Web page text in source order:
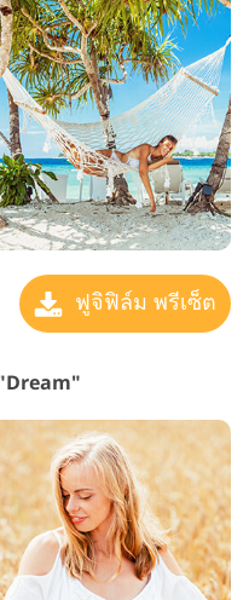
ฟูจิฟิล์ม พรีเซ็ต